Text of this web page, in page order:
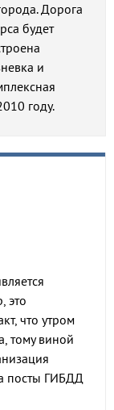
Дорога
будет
и
году.
это
что утром
тому виной
посты ГИБДД